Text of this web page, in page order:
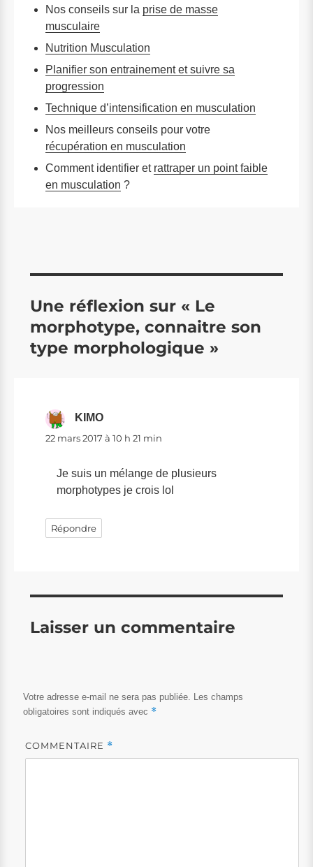
Nos conseils sur la prise de masse
musculaire
Nutrition Musculation
Planifier son entrainement et suivre sa
progression
Technique d’intensification en musculation
Nos meilleurs conseils pour votre
récupération en musculation
Comment identifier et rattraper un point faible
en musculation ?
Une réflexion sur « Le
morphotype, connaitre son
type morphologique »
KIMO
22 mars 2017 à 10 h 21 min
Je suis un mélange de plusieurs
morphotypes je crois lol
Répondre
Laisser un commentaire
Votre adresse e-mail ne sera pas publiée.
Les champs
obligatoires sont indiqués avec *
COMMENTAIRE *